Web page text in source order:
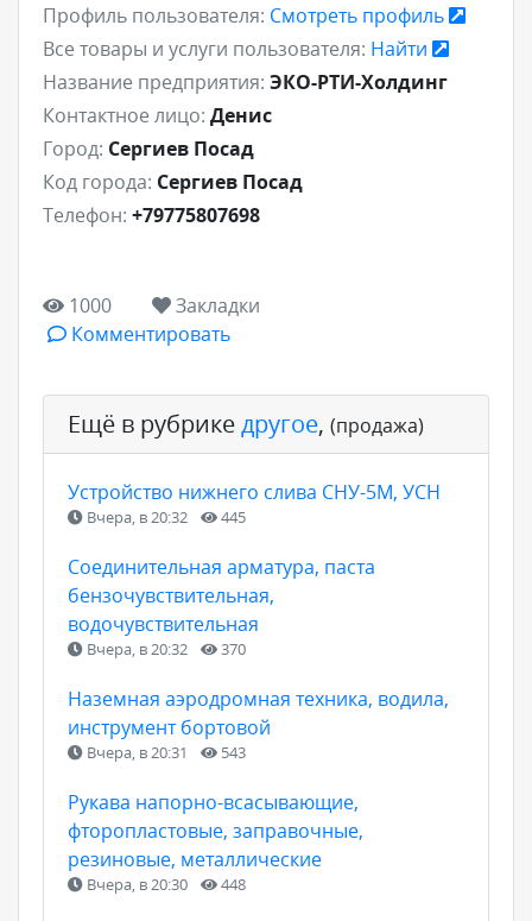
Профиль пользователя: Смотреть профиль
Все товары и услуги пользователя: Найти
Название предприятия: ЭКО-РТИ-Холдинг
Контактное лицо: Денис
Город: Сергиев Посад
Код города: Сергиев Посад
Телефон: +79775807698
1000
Закладки
Комментировать
Ещё в рубрикедругое, (продажа)
Устройство нижнего слива СНУ-5М, УСН
Вчера, в 20:32 445
Соединительная арматура, паста
бензочувствительная,
водочувствительная
Вчера, в 20:32 370
Наземная аэродромная техника, водила,
инструмент бортовой
Вчера, в 20:31 543
Рукава напорно-всасывающие,
фторопластовые, заправочные,
резиновые, металлические
Вчера, в 20:30 448